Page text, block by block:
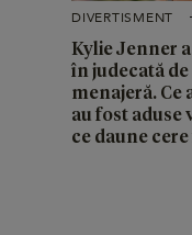
DIVERTISMENT
Kylie Jenner
în judecată
menajeră. Ce
au fost aduse
ce daune